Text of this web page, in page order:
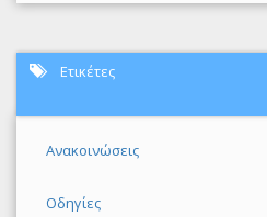
Ετικέτες
Ανακοινώσεις
Οδηγίες